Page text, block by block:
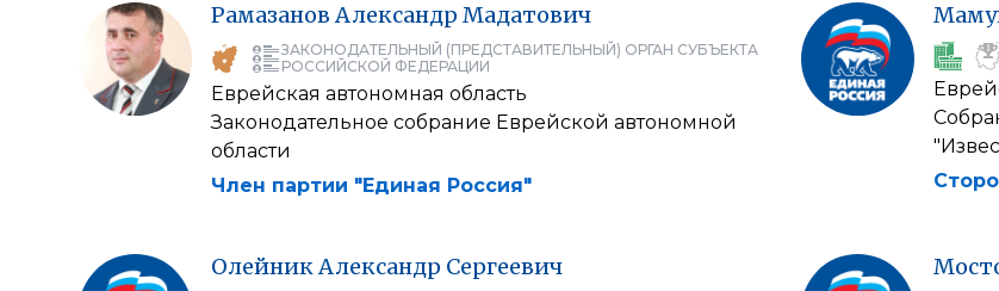
Рамазанов Александр Мадатович
ЗАКОНОДАТЕЛЬНЫЙ (ПРЕДСТАВИТЕЛЬНЫЙ) ОРГАН СУБЪЕКТА
РОССИЙСКОЙ ФЕДЕРАЦИИ
Еврейская автономная область
Законодательное собрание Еврейской автономной
области
Член партии "Единая Россия"
ОлейникАлександр Сергеевич